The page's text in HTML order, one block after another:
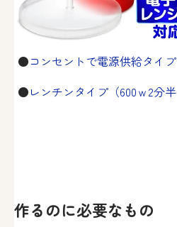
●コンセントで電源供給タイプ
●レンチンタイプ（600ｗ2分半
作るのに必要なもの